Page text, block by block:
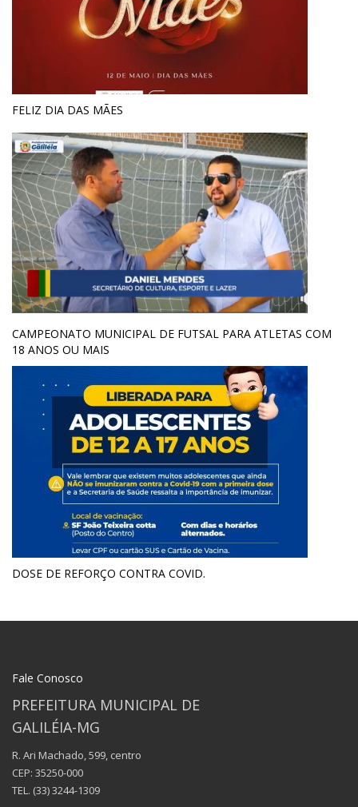
FELIZ DIA DAS MÃES
CAMPEONATO MUNICIPAL DE FUTSAL PARA ATLETAS COM
18 ANOS OU MAIS
DOSE DE REFORÇO CONTRA COVID.
Fale Conosco
PREFEITURA MUNICIPAL DE
GALILÉIA-MG
R. Ari Machado, 599, centro
CEP: 35250-000
TEL. (33) 3244-1309